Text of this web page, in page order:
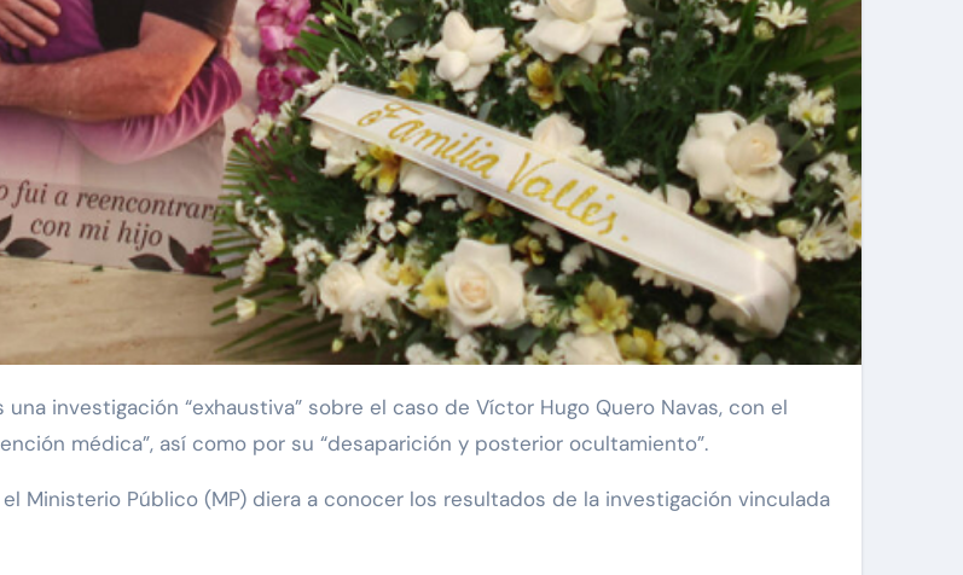
médica”, así como por su “desaparición y posterior ocultamiento”.
Ministerio Público (MP) diera a conocer los resultados de la investigación vinculada